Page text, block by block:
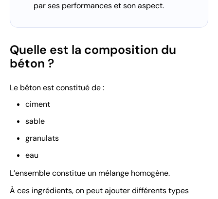
par ses performances et son aspect.
Quelle est la composition du
béton ?
Le béton est constitué de :
ciment
sable
granulats
eau
L’ensemble constitue un mélange homogène.
À ces ingrédients, on peut ajouter différents types